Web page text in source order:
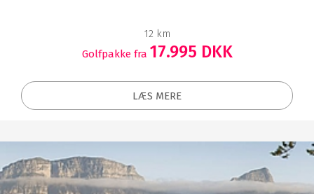
12 km
Golfpakke fra 17.995 DKK
LÆS MERE